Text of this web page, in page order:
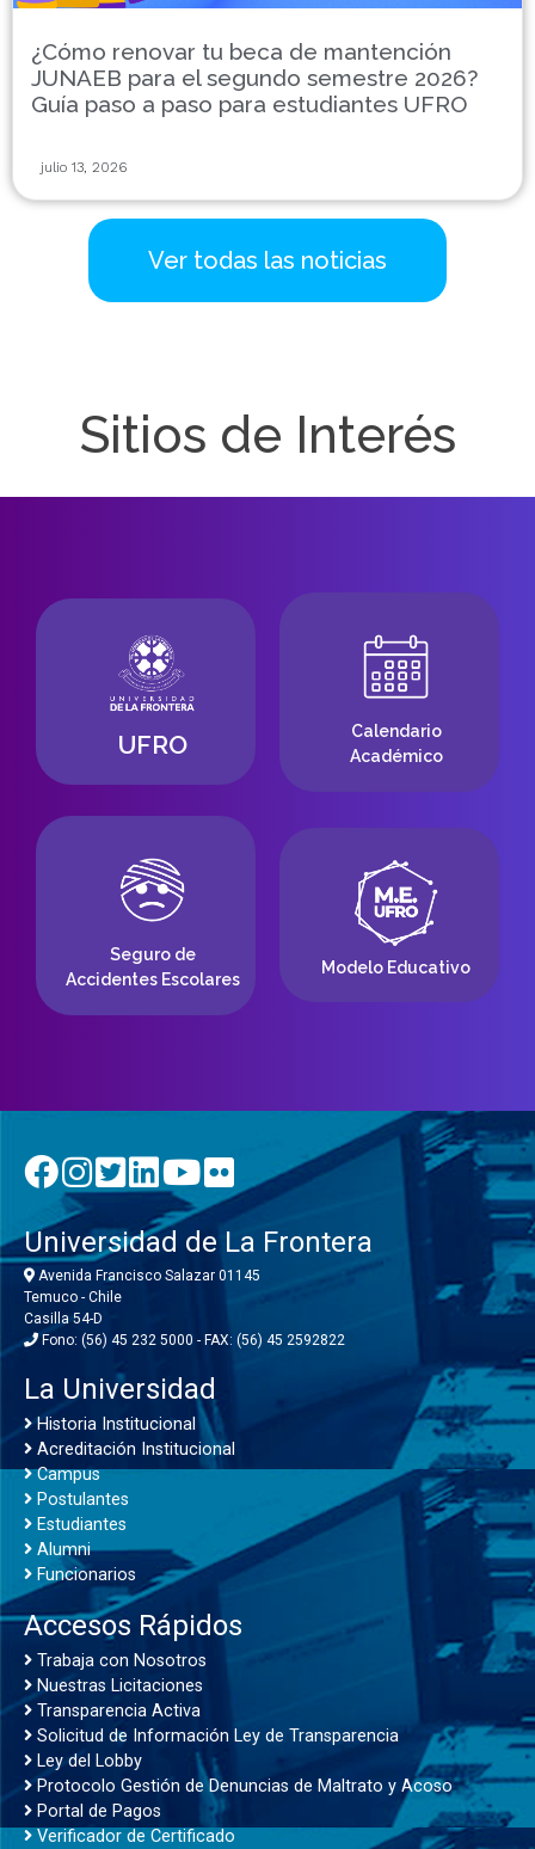
¿Cómo renovar tu beca de mantención
JUNAEB para el segundo semestre 2026?
Guía paso a paso para estudiantes UFRO
julio 13, 2026
Ver todas las noticias
Sitios de Interés
UFRO
Calendario
Académico
Seguro de
Accidentes Escolares
Modelo Educativo
Universidad de La Frontera
Avenida Francisco Salazar 01145
Temuco - Chile
Casilla 54-D
Fono: (56) 45 232 5000 - FAX: (56) 45 2592822
La Universidad
Historia Institucional
Acreditación Institucional
Campus
Postulantes
Estudiantes
Alumni
Funcionarios
Accesos Rápidos
Trabaja con Nosotros
Nuestras Licitaciones
Transparencia Activa
Solicitud de Información Ley de Transparencia
Ley del Lobby
Protocolo Gestión de Denuncias de Maltrato y Acoso
Portal de Pagos
Verificador de Certificado